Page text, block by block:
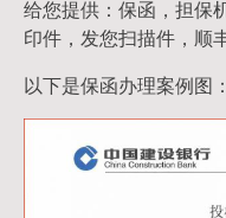
给您提供：保函，担保
印件，发您扫描件，顺
以下是保函办理案例图：